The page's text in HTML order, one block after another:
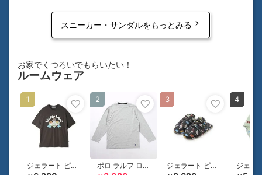
スニーカー・サンダルをもっとみる
ルームウェア
お家でくつろいでもらいたい！
ジェラート ピケ オム
1
ポロ ラルフ ローレン
2
ジェラート ピケ オム
3 4